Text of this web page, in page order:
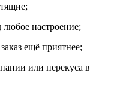
настроение;
ещё приятнее;
или перекуса в